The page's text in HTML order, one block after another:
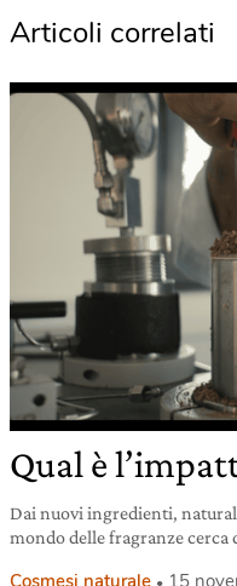
Articoli correlati
Qual è
Dai nuovi ingredienti,
mondo delle fragranze cerca
Cosmesi naturale 15